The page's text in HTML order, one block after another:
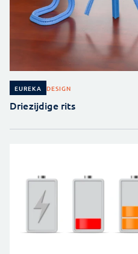
EUREKA DESIGN
Driezijdige rits